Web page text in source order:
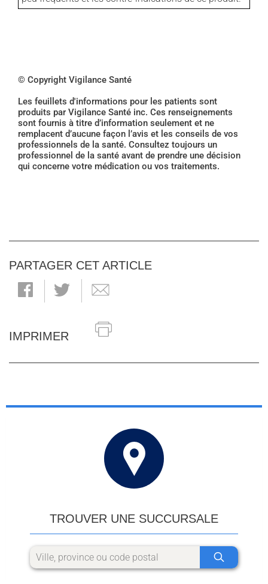
© Copyright Vigilance Santé
Les feuillets d'informations pour les patients sont
produits par Vigilance Santé inc. Ces renseignements
sont fournis à titre d’information seulement et ne
remplacent d’aucune façon l’avis et les conseils de vos
professionnels de la santé. Consultez toujours un
professionnel de la santé avant de prendre une décision
qui concerne votre médication ou vos traitements.
PARTAGER CET ARTICLE
IMPRIMER
TROUVER UNE SUCCURSALE